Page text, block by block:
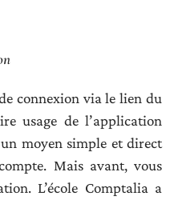
connexion via le lien du
usage de l’application
moyen simple et direct
Mais avant, vous
L’école Comptalia a